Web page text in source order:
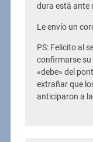
dura está ante
Le envío un
PS: Felicito al
confirmarse su
«debe» del
extrañar que
anticiparon a